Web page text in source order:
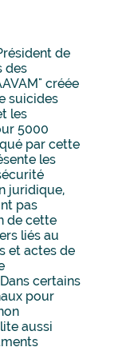
de
des
créée
suicides
les
5000
par cette
les
juridique,
pas
de cette
liés au
et actes de
certains
pour
aussi